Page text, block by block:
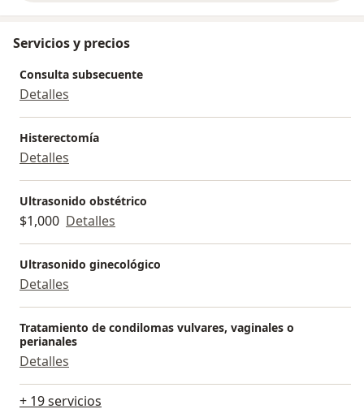
Servicios y precios
Consulta subsecuente
Detalles
Histerectomía
Detalles
Ultrasonido obstétrico
$1,000 Detalles
Ultrasonido ginecológico
Detalles
Tratamiento de condilomas vulvares, vaginales o
perianales
Detalles
+ 19 servicios